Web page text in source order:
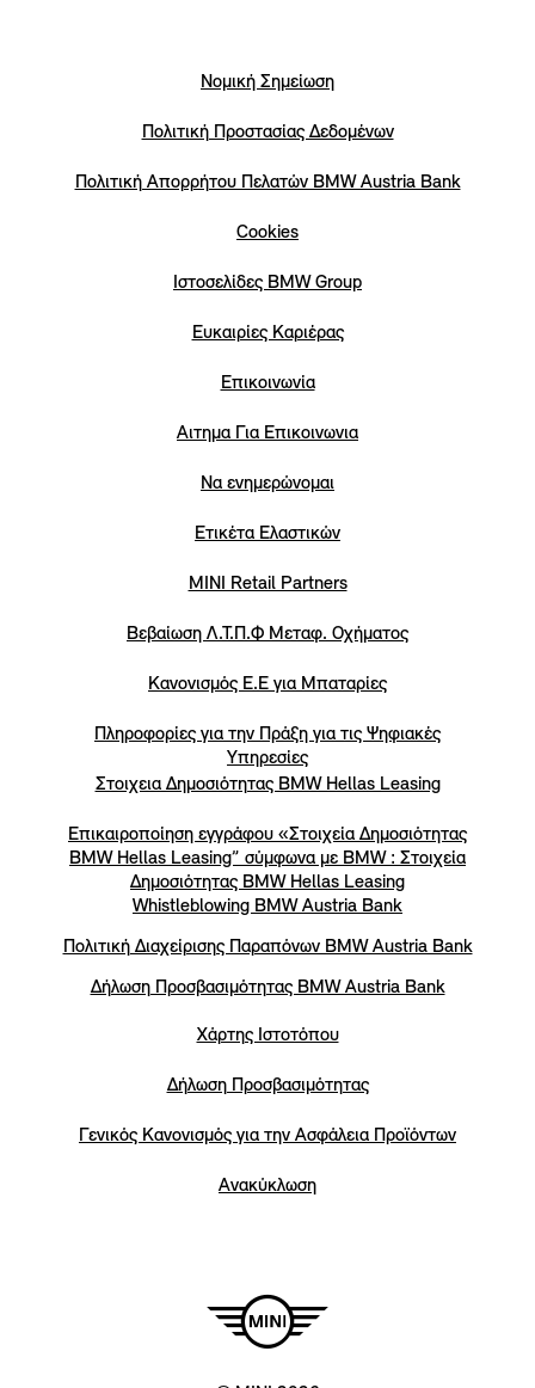
Νομική Σημείωση
Πολιτική Προστασίας Δεδομένων
Πολιτική Απορρήτου Πελατών ΒΜW Austria Bank
Cookies
Iστοσελίδες BMW Group
Eυκαιρίες Καριέρας
Επικοινωνία
Αιτημα Για Επικοινωνια
Να ενημερώνομαι
Ετικέτα Ελαστικών
MINI Retail Partners
Βεβαίωση Λ.Τ.Π.Φ Μεταφ. Οχήματος
Κανονισμός Ε.Ε για Μπαταρίες
Πληροφορίες για την Πράξη για τις Ψηφιακές
Υπηρεσίες
Στοιχεια Δημοσιότητας BMW Hellas Leasing
Επικαιροποίηση εγγράφου «Στοιχεία Δημοσιότητας
BMW Hellas Leasing” σύμφωνα με BMW : Στοιχεία
Δημοσιότητας BMW Hellas Leasing
Whistleblowing BMW Austria Bank
Πολιτική Διαχείρισης Παραπόνων BMW Austria Bank
Δήλωση Προσβασιμότητας BMW Austria Bank
Χάρτης Ιστοτόπου
Δήλωση Προσβασιμότητας
Γενικός Κανονισμός για την Ασφάλεια Προϊόντων
Ανακύκλωση